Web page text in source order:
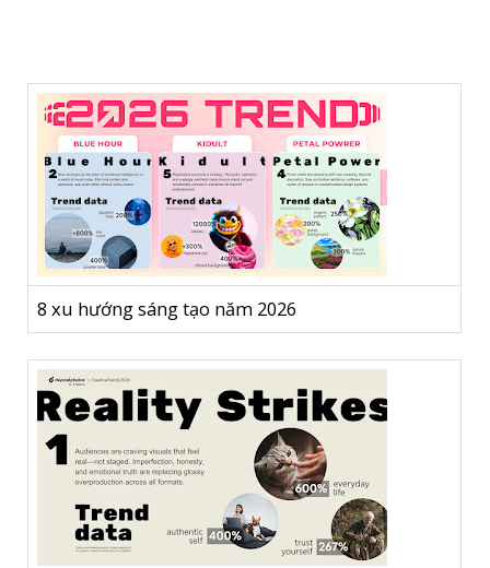
để
xây
dựng
lòng
tin;
Hoạ
tiết
hoa
lá
trở
thành
ẩn
dụ
8 xu hướng sáng tạo năm 2026